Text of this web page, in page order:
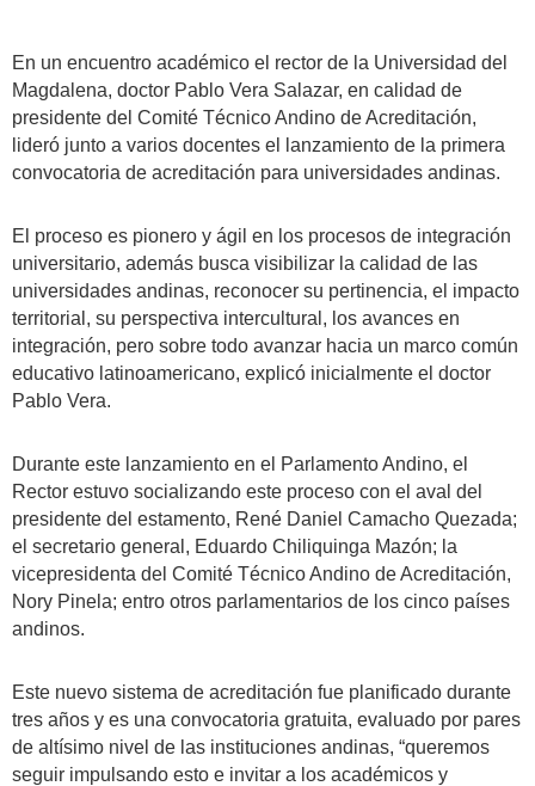
En un encuentro académico el rector de la Universidad del
Magdalena, doctor Pablo Vera Salazar, en calidad de
presidente del Comité Técnico Andino de Acreditación,
lideró junto a varios docentes el lanzamiento de la primera
convocatoria de acreditación para universidades andinas.
El proceso es pionero y ágil en los procesos de integración
universitario, además busca visibilizar la calidad de las
universidades andinas, reconocer su pertinencia, el impacto
territorial, su perspectiva intercultural, los avances en
integración, pero sobre todo avanzar hacia un marco común
educativo latinoamericano, explicó inicialmente el doctor
Pablo Vera.
Durante este lanzamiento en el Parlamento Andino, el
Rector estuvo socializando este proceso con el aval del
presidente del estamento, René Daniel Camacho Quezada;
el secretario general, Eduardo Chiliquinga Mazón; la
vicepresidenta del Comité Técnico Andino de Acreditación,
Nory Pinela; entro otros parlamentarios de los cinco países
andinos.
Este nuevo sistema de acreditación fue planificado durante
tres años y es una convocatoria gratuita, evaluado por pares
de altísimo nivel de las instituciones andinas, “queremos
seguir impulsando esto e invitar a los académicos y